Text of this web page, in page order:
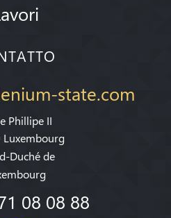
state.com
Phillipe II
Luxembourg
Duché de
08 08 88